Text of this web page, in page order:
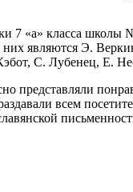
7 «а» класса
являются Э.
С. Лубенец, Е.
представляли
всем